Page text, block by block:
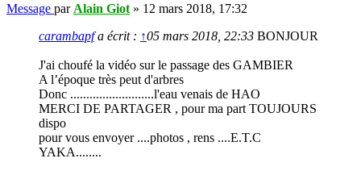
Message par Alain Giot » 12 mars 2018, 17:32
carambapfa écrit : ↑05 mars 2018, 22:33 BONJOUR
J'ai choufé la vidéo sur le passage des GAMBIER
A l’époque très peut d'arbres
Donc ..........................l'eau venais de HAO
MERCI DE PARTAGER , pour ma part TOUJOURS
dispo
pour vous envoyer ....photos , rens ....E.T.C
YAKA........